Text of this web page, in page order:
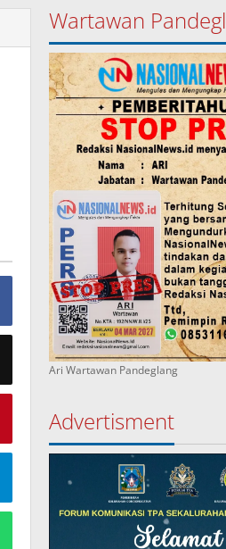
Wartawan
Ari Wartawan Pandeglang
Advertisment